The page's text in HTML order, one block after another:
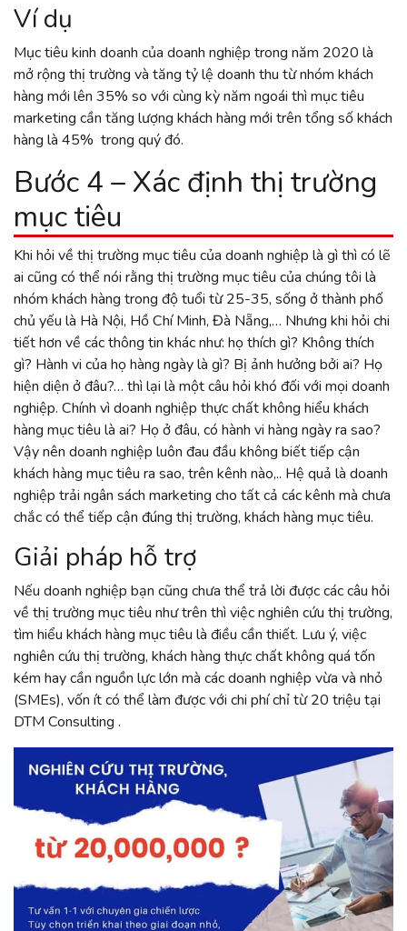
Ví dụ
Mục tiêu kinh doanh của doanh nghiệp trong năm 2020 là
mở rộng thị trường và tăng tỷ lệ doanh thu từ nhóm khách
hàng mới lên 35% so với cùng kỳ năm ngoái thì mục tiêu
marketing cần tăng lượng khách hàng mới trên tổng số khách
hàng là 45% trong quý đó.
Bước 4 – Xác định thị trường
mục tiêu
Khi hỏi về thị trường mục tiêu của doanh nghiệp là gì thì có lẽ
ai cũng có thể nói rằng thị trường mục tiêu của chúng tôi là
nhóm khách hàng trong độ tuổi từ 25-35, sống ở thành phố
chủ yếu là Hà Nội, Hồ Chí Minh, Đà Nẵng,… Nhưng khi hỏi chi
tiết hơn về các thông tin khác như: họ thích gì? Không thích
gì? Hành vi của họ hàng ngày là gì? Bị ảnh hưởng bởi ai? Họ
hiện diện ở đâu?… thì lại là một câu hỏi khó đối với mọi doanh
nghiệp. Chính vì doanh nghiệp thực chất không hiểu khách
hàng mục tiêu là ai? Họ ở đâu, có hành vi hàng ngày ra sao?
Vậy nên doanh nghiệp luôn đau đầu không biết tiếp cận
khách hàng mục tiêu ra sao, trên kênh nào,.. Hệ quả là doanh
nghiệp trải ngân sách marketing cho tất cả các kênh mà chưa
chắc có thể tiếp cận đúng thị trường, khách hàng mục tiêu.
Giải pháp hỗ trợ
Nếu doanh nghiệp bạn cũng chưa thể trả lời được các câu hỏi
về thị trường mục tiêu như trên thì việc nghiên cứu thị trường,
tìm hiểu khách hàng mục tiêu là điều cần thiết. Lưu ý, việc
nghiên cứu thị trường, khách hàng thực chất không quá tốn
kém hay cần nguồn lực lớn mà các doanh nghiệp vừa và nhỏ
(SMEs), vốn ít có thể làm được với chi phí chỉ từ 20 triệu tại
DTM Consulting .